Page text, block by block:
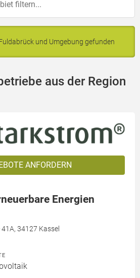
und Umgebung gefunden
aus der Region
ANFORDERN
Energien
34127 Kassel